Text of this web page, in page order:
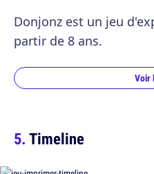
Donjonz est un jeu
partir de 8 ans.
Voir
Timeline